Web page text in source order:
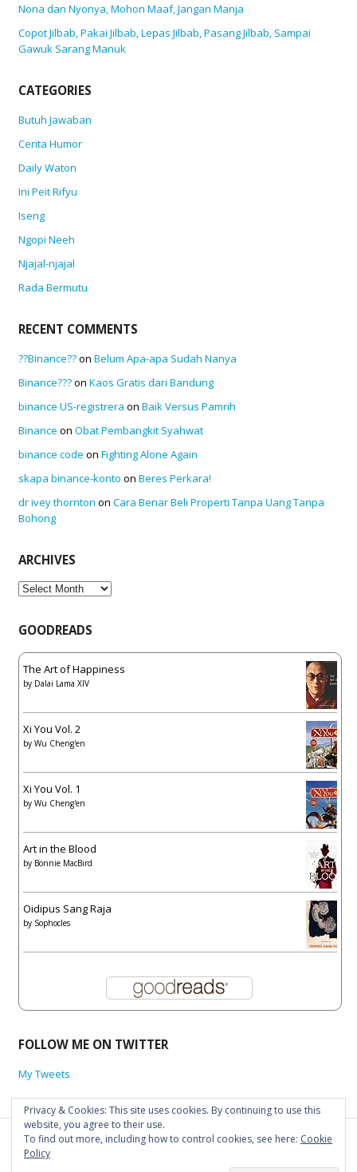
Nona dan Nyonya, Mohon Maaf, Jangan Manja
Copot Jilbab, Pakai Jilbab, Lepas Jilbab, Pasang Jilbab, Sampai
Gawuk Sarang Manuk
CATEGORIES
Butuh Jawaban
Cerita Humor
Daily Waton
Ini Peit Rifyu
Iseng
Ngopi Neeh
Njajal-njajal
Rada Bermutu
RECENT COMMENTS
??Binance??on Belum Apa-apa Sudah Nanya
Binance???on Kaos Gratis dari Bandung
binance US-registrera on Baik Versus Pamrih
Binance on Obat Pembangkit Syahwat
binance code on Fighting Alone Again
skapa binance-konto on Beres Perkara!
dr ivey thornton on Cara Benar Beli Properti Tanpa Uang Tanpa
Bohong
ARCHIVES
Archives
GOODREADS
The Art of Happiness
by Dalai Lama XIV
Xi You Vol. 2
by Wu Cheng'en
Xi You Vol. 1
by Wu Cheng'en
Art in the Blood
by Bonnie MacBird
Oidipus Sang Raja
by Sophocles
FOLLOW ME ON TWITTER
My Tweets
Dibikin-bikin dan ditulis-tulis sama Mas Joe sendiri. Demikianlah.
Privacy & Cookies: This site uses cookies. By continuing to use this
website, you agree to their use.
To find out more, including how to control cookies, see here: Cookie
Policy